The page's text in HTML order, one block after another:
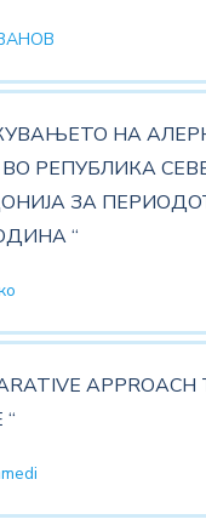
НА
РЕПУБЛИКА
ЗА
“
APPROACH
“